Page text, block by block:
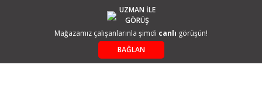
UZMAN İLE
GÖRÜŞ
Mağazamız çalışanlarınla şimdi canlı görüşün!
BAĞLAN